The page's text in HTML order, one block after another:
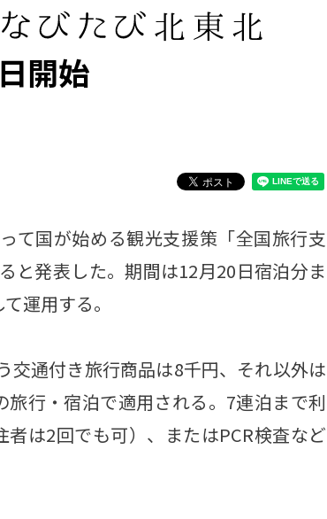
開始
国が始める観光支援策「全国旅行支
と発表した。期間は12月20日宿泊分ま
運用する。
通付き旅行商品は8千円、それ以外は
行・宿泊で適用される。7連泊まで利
は2回でも可）、またはPCR検査など